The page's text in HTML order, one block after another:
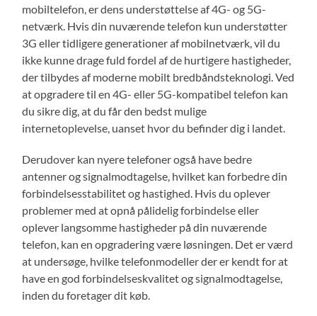
mobiltelefon, er dens understøttelse af 4G- og 5G-
netværk. Hvis din nuværende telefon kun understøtter
3G eller tidligere generationer af mobilnetværk, vil du
ikke kunne drage fuld fordel af de hurtigere hastigheder,
der tilbydes af moderne mobilt bredbåndsteknologi. Ved
at opgradere til en 4G- eller 5G-kompatibel telefon kan
du sikre dig, at du får den bedst mulige
internetoplevelse, uanset hvor du befinder dig i landet.
Derudover kan nyere telefoner også have bedre
antenner og signalmodtagelse, hvilket kan forbedre din
forbindelsesstabilitet og hastighed. Hvis du oplever
problemer med at opnå pålidelig forbindelse eller
oplever langsomme hastigheder på din nuværende
telefon, kan en opgradering være løsningen. Det er værd
at undersøge, hvilke telefonmodeller der er kendt for at
have en god forbindelseskvalitet og signalmodtagelse,
inden du foretager dit køb.